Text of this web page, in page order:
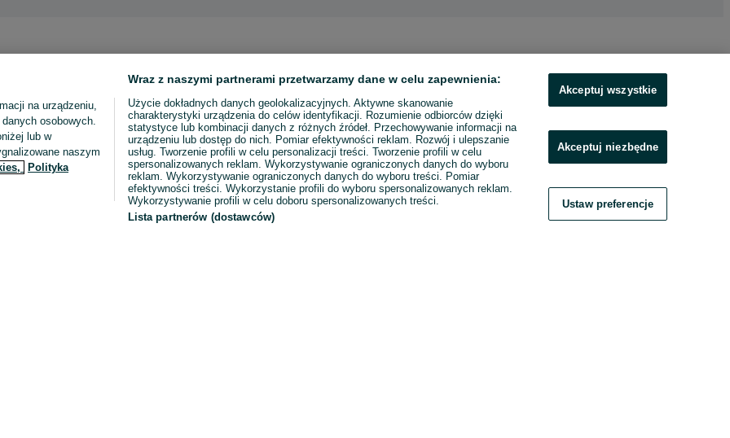
na urządzeniu,
osobowych.
lub w
naszym
Polityka
Wraz z naszymi partnerami przetwarzamy dane w celu zapewnienia:
Użycie dokładnych danych geolokalizacyjnych. Aktywne skanowanie
charakterystyki urządzenia do celów identyfikacji. Rozumienie odbiorców dzięki
statystyce lub kombinacji danych z różnych źródeł. Przechowywanie informacji na
urządzeniu lub dostęp do nich. Pomiar efektywności reklam. Rozwój i ulepszanie
usług. Tworzenie profili w celu personalizacji treści. Tworzenie profili w celu
spersonalizowanych reklam. Wykorzystywanie ograniczonych danych do wyboru
reklam. Wykorzystywanie ograniczonych danych do wyboru treści. Pomiar
efektywności treści. Wykorzystanie profili do wyboru spersonalizowanych reklam.
Wykorzystywanie profili w celu doboru spersonalizowanych treści.
Lista partnerów (dostawców)
Akceptuj wszystkie
Akceptuj niezbędne
Ustaw preferencje